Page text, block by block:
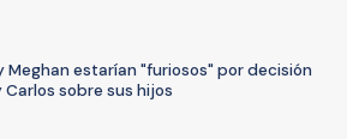
Meghan estarían "furiosos" por decisión
Carlos sobre sus hijos